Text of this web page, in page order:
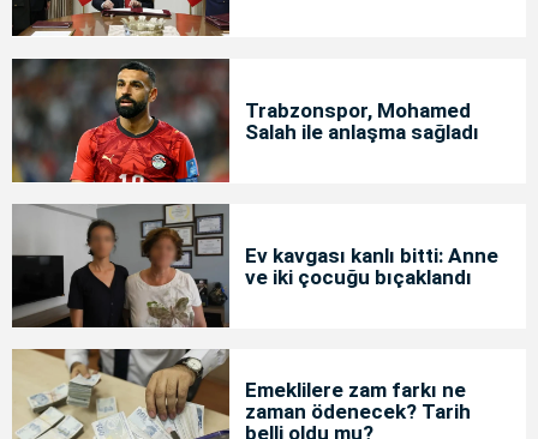
Trabzonspor, Mohamed
Salah ile anlaşma sağladı
Ev kavgası kanlı bitti: Anne
ve iki çocuğu bıçaklandı
Emeklilere zam farkı ne
zaman ödenecek? Tarih
belli oldu mu?